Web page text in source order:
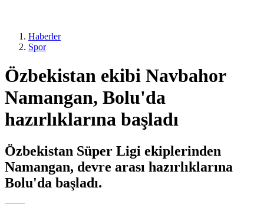
Haberler
Spor
Özbekistan ekibi Navbahor
Namangan, Bolu'da
hazırlıklarına başladı
Özbekistan Süper Ligi ekiplerinden
Namangan, devre arası hazırlıklarına
Bolu'da başladı.